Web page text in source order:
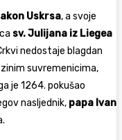
Uskrsa, a svoje
sv. Julijana iz Liegea
nedostaje blagdan
suvremenicima,
je 1264. pokušao
nasljednik, papa Ivan